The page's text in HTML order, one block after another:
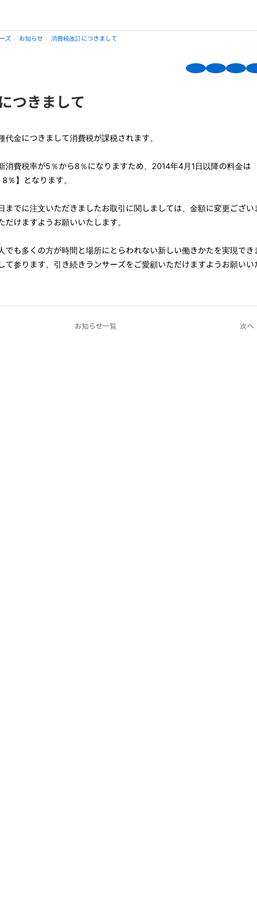
ズ お知らせ 消費税改訂につきまして
つきまして
代金につきまして消費税が課税されます。
消費税率が5％から8％になりますため、2014年4月1日以降の料金は
％】となります。
までに注文いただきましたお取引に関しましては、金額に変更ござい
だけますようお願いいたします。
でも多くの方が時間と場所にとらわれない新しい働きかたを実現でき
て参ります。引き続きランサーズをご愛顧いただけますようお願いい
お知らせ一覧 次へ